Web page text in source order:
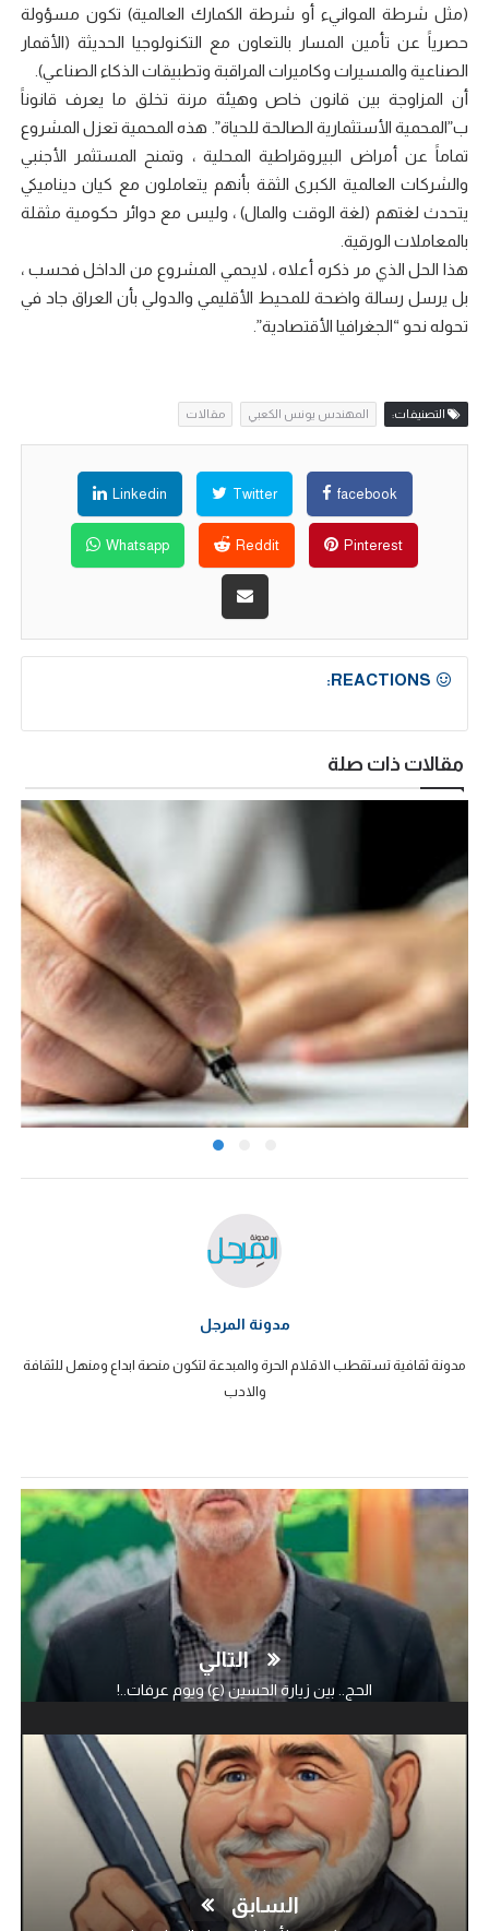
(مثل شرطة الموانيء أو شرطة الكمارك العالمية) تكون مسؤولة
حصرياََ عن تأمين المسار بالتعاون مع التكنولوجيا الحديثة (الأقمار
الصناعية والمسيرات وكاميرات المراقبة وتطبيقات الذكاء الصناعي).
أن المزاوجة بين قانون خاص وهيئة مرنة تخلق ما يعرف قانوناََ
ب”المحمية الأستثمارية الصالحة للحياة”. هذه المحمية تعزل المشروع
تماماََ عن أمراض البيروقراطية المحلية ، وتمنح المستثمر الأجنبي
والشركات العالمية الكبرى الثقة بأنهم يتعاملون مع كيان ديناميكي
يتحدث لغتهم (لغة الوقت والمال) ، وليس مع دوائر حكومية مثقلة
بالمعاملات الورقية.
هذا الحل الذي مر ذكره أعلاه ، لايحمي المشروع من الداخل فحسب ،
بل يرسل رسالة واضحة للمحيط الأقليمي والدولي بأن العراق جاد في
تحوله نحو “الجغرافيا الأقتصادية”.
التصنيفات: المهندس يونس الكعبي مقالات
facebook
Twitter
Linkedin
Pinterest
Reddit
Whatsapp
REACTIONS:
مقالات ذات صلة
مدونة المرجل
مدونة ثقافية تستقطب الاقلام الحرة والمبدعة لتكون منصة ابداع ومنهل للثقافة
والادب
التالي
الحج.. بين زيارة الحسين (ع) ويوم عرفات..!
السابق